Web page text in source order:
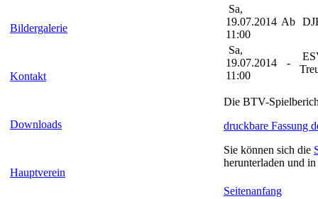
Bildergalerie
Kontakt
Downloads
Hauptverein
Sa,
19.07.2014
11:00
Ab
Sa,
19.07.2014
11:00
-
Die BTV-
druckbare Fassung
Sie können sich die
herunterladen und
Seitenanfang